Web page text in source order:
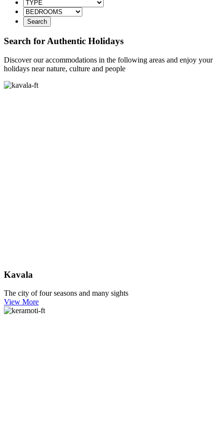
Search for Authentic Holidays
Discover our accommodations in the following areas and enjoy your
holidays near nature, culture and people
Kavala
The city of four seasons and many sights
View More